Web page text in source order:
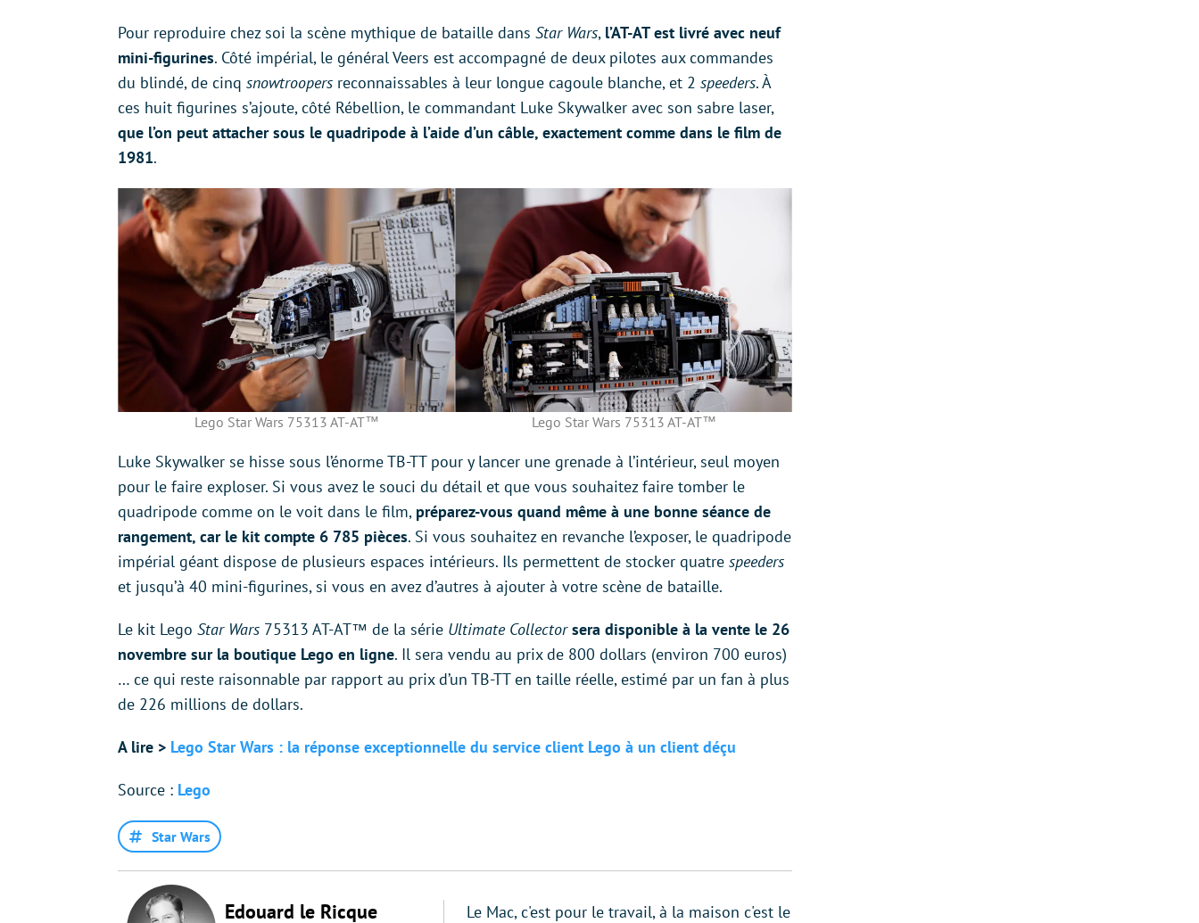
Pour reproduire chez soi la scène mythique de bataille dans Star Wars, l’AT-AT est livré avec neuf
mini-figurines. Côté impérial, le général Veers est accompagné de deux pilotes aux commandes
du blindé, de cinq snowtroopers reconnaissables à leur longue cagoule blanche, et 2 speeders. À
ces huit figurines s’ajoute, côté Rébellion, le commandant Luke Skywalker avec son sabre laser,
que l’on peut attacher sous le quadripode à l’aide d’un câble, exactement comme dans le film de
1981.
Lego Star Wars 75313 AT-AT™ Lego Star Wars 75313 AT-AT™
Luke Skywalker se hisse sous l’énorme TB-TT pour y lancer une grenade à l’intérieur, seul moyen
pour le faire exploser. Si vous avez le souci du détail et que vous souhaitez faire tomber le
quadripode comme on le voit dans le film, préparez-vous quand même à une bonne séance de
rangement, car le kit compte 6 785 pièces. Si vous souhaitez en revanche l’exposer, le quadripode
impérial géant dispose de plusieurs espaces intérieurs. Ils permettent de stocker quatre speeders
et jusqu’à 40 mini-figurines, si vous en avez d’autres à ajouter à votre scène de bataille.
Le kit Lego Star Wars 75313 AT-AT™ de la série Ultimate Collector sera disponible à la vente le 26
novembre sur la boutique Lego en ligne. Il sera vendu au prix de 800 dollars (environ 700 euros)
… ce qui reste raisonnable par rapport au prix d’un TB-TT en taille réelle, estimé par un fan à plus
de 226 millions de dollars.
A lire > Lego Star Wars : la réponse exceptionnelle du service client Lego à un client déçu
Source : Lego
Star Wars
Edouard le Ricque Le Mac, c'est pour le travail, à la maison c'est le